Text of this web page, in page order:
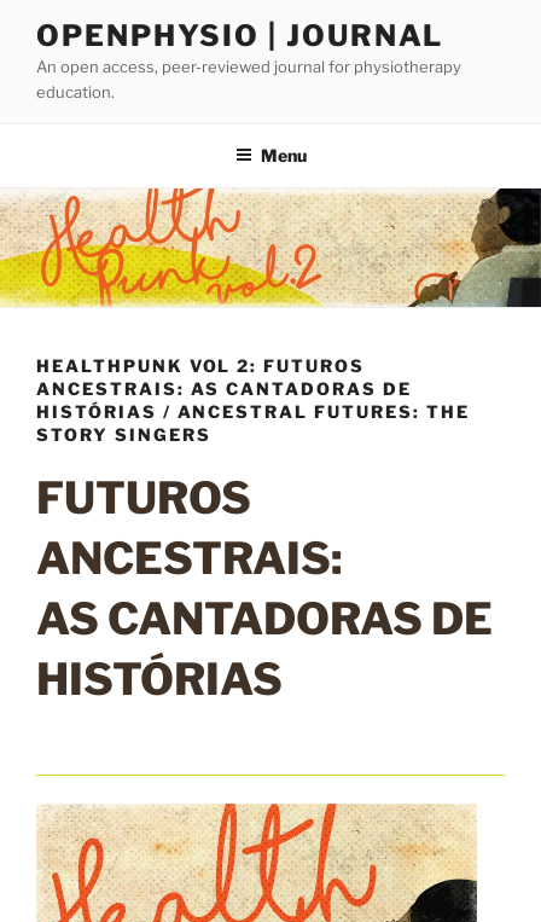
content
OPENPHYSIO | JOURNAL
An open access, peer-reviewed journal for physiotherapy
education.
Menu
HEALTHPUNK VOL 2: FUTUROS
ANCESTRAIS: AS CANTADORAS DE
HISTÓRIAS / ANCESTRAL FUTURES: THE
STORY SINGERS
FUTUROS
ANCESTRAIS:
AS CANTADORAS DE
HISTÓRIAS